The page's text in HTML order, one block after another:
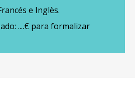
e Inglès.
....€ para formalizar